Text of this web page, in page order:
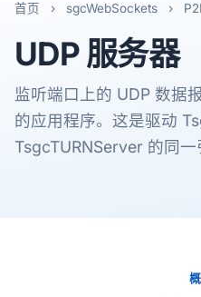
首页 › sgcWebSockets ›
UDP服务器
监听端口上的 UDP 数据
的应用程序。这是驱动
TsgcTURNServer 的同一